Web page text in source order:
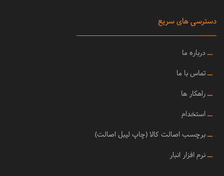
دسترسی های سریع
ــ درباره ما
ــتماس با ما
ــراهکار ها
ــ استخدام
ــبرچسب اصالت کالا (چاپ لیبل اصالت)
ــنرم افزار انبار